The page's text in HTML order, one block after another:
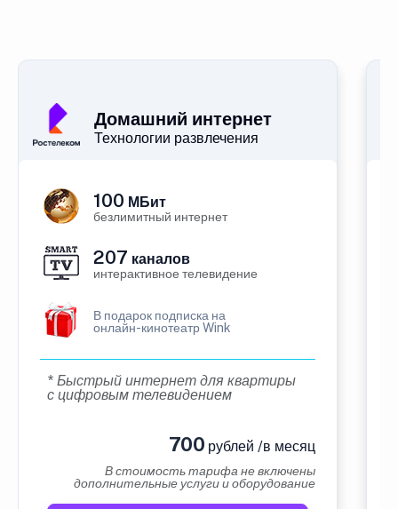
Домашний интернет
Технологии развлечения
100 МБит
безлимитный интернет
207 каналов
интерактивное телевидение
В подарок подписка на
онлайн-кинотеатр Wink
* Быстрый интернет для квартиры
с цифровым телевидением
700 рублей /в месяц
В стоимость тарифа не включены
дополнительные услуги и оборудование